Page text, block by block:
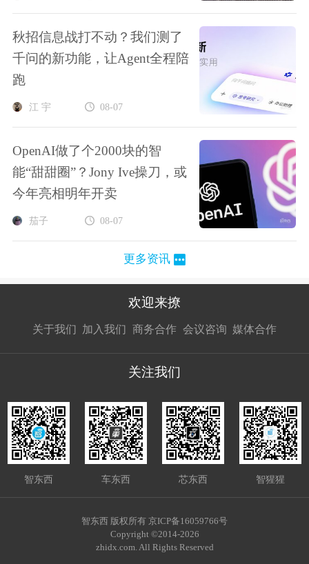
秋招信息战打不动？我们测了
千问的新功能，让Agent全程陪
跑
江 宇 08-07
OpenAI做了个2000块的智
能“甜甜圈”？Jony Ive操刀，或
今年亮相明年开卖
茄子 08-07
更多资讯
欢迎来撩
关于我们 加入我们
接扔简历
商务合作
接开聊
会议咨询 媒体合作
接开聊
关注我们
智东西 车东西 芯东西 智猩猩
智东西 版权所有 京ICP备16059766号
Copyright ©2014-2026
zhidx.com. All Rights Reserved